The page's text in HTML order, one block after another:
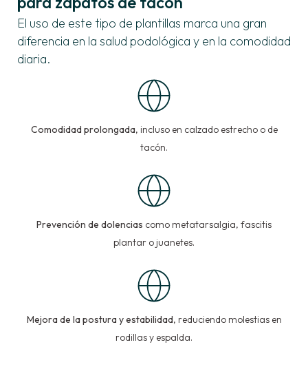
El uso de este tipo de plantillas marca una gran
diferencia en la salud podológica y en la comodidad
diaria.
Comodidad prolongada, incluso en calzado estrecho o de
tacón.
Prevención de dolencias como metatarsalgia, fascitis
plantar o juanetes.
Mejora de la postura y estabilidad, reduciendo molestias en
rodillas y espalda.